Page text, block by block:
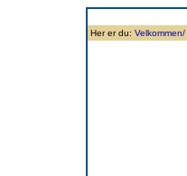
Her er du: Velkommen/